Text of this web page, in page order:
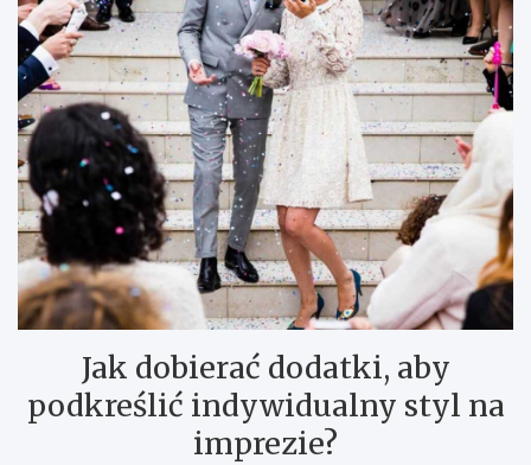
Jak dobierać dodatki, aby
podkreślić indywidualny styl na
imprezie?